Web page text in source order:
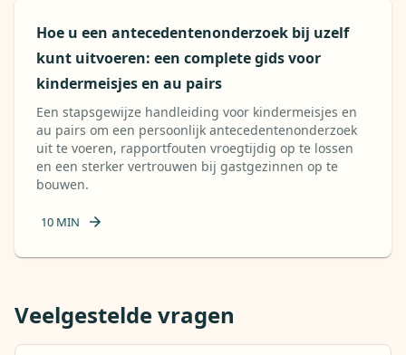
Hoe u een antecedentenonderzoek bij uzelf
kunt uitvoeren: een complete gids voor
kindermeisjes en au pairs
Een stapsgewijze handleiding voor kindermeisjes en
au pairs om een ​​persoonlijk antecedentenonderzoek
uit te voeren, rapportfouten vroegtijdig op te lossen
en een sterker vertrouwen bij gastgezinnen op te
bouwen.
10 MIN
Veelgestelde vragen